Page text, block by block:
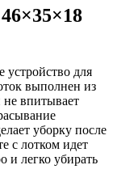
устройство для
выполнен из
не впитывает
уборку после
с лотком идет
и легко убирать